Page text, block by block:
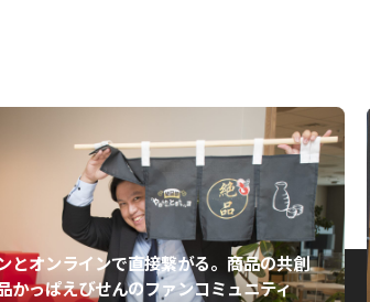
とオンラインで直接繋がる。商品の共創
かっぱえびせんのファンコミュニティ